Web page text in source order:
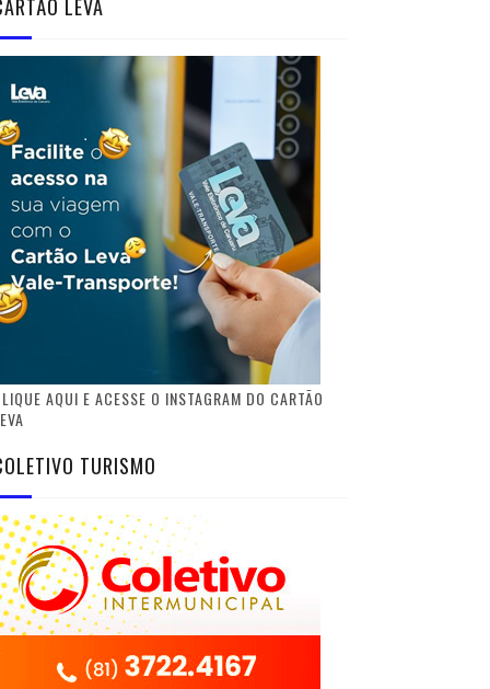
LEVA
AQUI E ACESSE O INSTAGRAM DO CARTÃO
TURISMO